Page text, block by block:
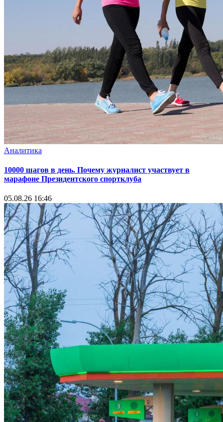
Аналитика
10000 шагов в день. Почему журналист участвует в
марафоне Президентского спортклуба
05.08.26 16:46